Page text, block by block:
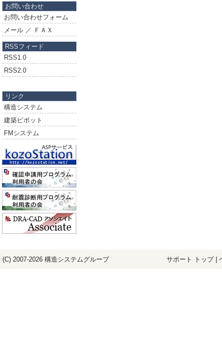
お問い合わせ
お問い合わせフォーム
メール ／ ＦＡＸ
RSSフィード
RSS1.0
RSS2.0
リンク
構造システム
建築ピボット
FMシステム
(C) 2007-2026 構造システムグループ サポート トップ|